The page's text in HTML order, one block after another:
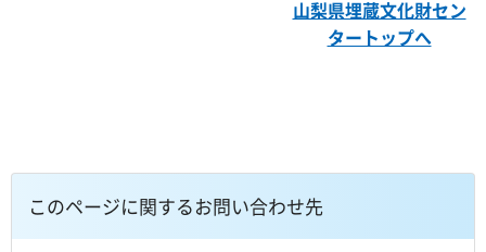
山梨県埋蔵文化財セン
タートップへ
このページに関するお問い合わせ先